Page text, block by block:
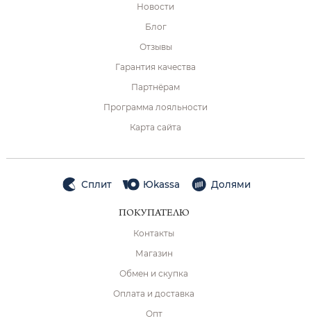
Новости
Блог
Отзывы
Гарантия качества
Партнёрам
Программа лояльности
Карта сайта
Сплит Юkassa Долями
ПОКУПАТЕЛЮ
Контакты
Магазин
Обмен и скупка
Оплата и доставка
Опт